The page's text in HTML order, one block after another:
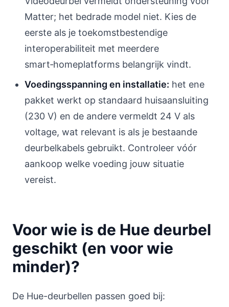
Matter; het bedrade model niet. Kies de
eerste als je toekomstbestendige
interoperabiliteit met meerdere
smart‑homeplatforms belangrijk vindt.
Voedingsspanning en installatie: het ene
pakket werkt op standaard huisaansluiting
(230 V) en de andere vermeldt 24 V als
voltage, wat relevant is als je bestaande
deurbelkabels gebruikt. Controleer vóór
aankoop welke voeding jouw situatie
vereist.
Voor wie is de Hue deurbel
geschikt (en voor wie
minder)?
De Hue-deurbellen passen goed bij: